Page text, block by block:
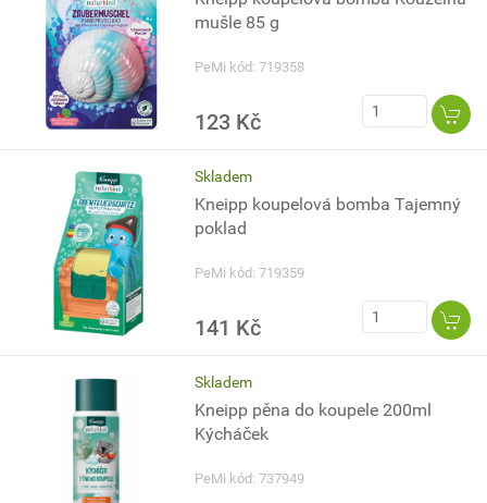
mušle 85 g
PeMi kód: 719358
123 Kč
Skladem
Kneipp koupelová bomba Tajemný
poklad
PeMi kód: 719359
141 Kč
Skladem
Kneipp pěna do koupele 200ml
Kýcháček
PeMi kód: 737949